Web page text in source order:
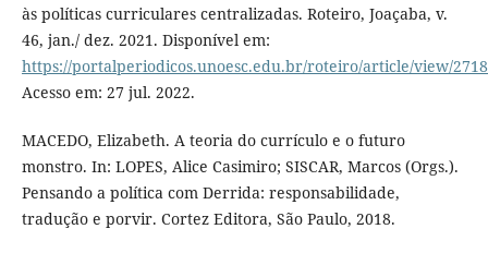
às políticas curriculares centralizadas. Roteiro, Joaçaba, v.
46, jan./ dez. 2021. Disponível em:
https://portalperiodicos.unoesc.edu.br/roteiro/article/view/
Acesso em: 27 jul. 2022.
MACEDO, Elizabeth. A teoria do currículo e o futuro
monstro. In: LOPES, Alice Casimiro; SISCAR, Marcos (Orgs.).
Pensando a política com Derrida: responsabilidade,
tradução e porvir. Cortez Editora, São Paulo, 2018.